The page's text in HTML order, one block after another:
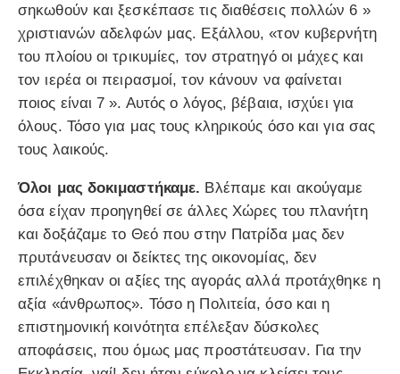
σηκωθούν και ξεσκέπασε τις διαθέσεις πολλών 6 »
χριστιανών αδελφών μας. Εξάλλου, «τον κυβερνήτη
του πλοίου οι τρικυμίες, τον στρατηγό οι μάχες και
τον ιερέα οι πειρασμοί, τον κάνουν να φαίνεται
ποιος είναι 7 ». Αυτός ο λόγος, βέβαια, ισχύει για
όλους. Τόσο για μας τους κληρικούς όσο και για σας
τους λαικούς.
Όλοι μας δοκιμαστήκαμε. Βλέπαμε και ακούγαμε
όσα είχαν προηγηθεί σε άλλες Χώρες του πλανήτη
και δοξάζαμε το Θεό που στην Πατρίδα μας δεν
πρυτάνευσαν οι δείκτες της οικονομίας, δεν
επιλέχθηκαν οι αξίες της αγοράς αλλά προτάχθηκε η
αξία «άνθρωπος». Τόσο η Πολιτεία, όσο και η
επιστημονική κοινότητα επέλεξαν δύσκολες
αποφάσεις, που όμως μας προστάτευσαν. Για την